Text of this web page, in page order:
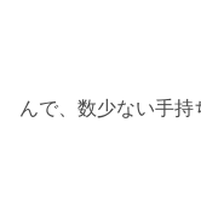
んで、数少ない手持